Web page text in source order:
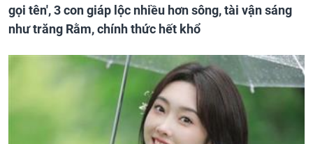
gọi tên', 3 con giáp lộc nhiều hơn sông, tài vận sáng
như trăng Rằm, chính thức hết khổ